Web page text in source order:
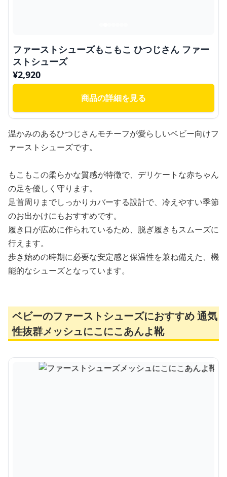
ファーストシューズもこもこ ひつじさん ファー
ストシューズ
¥2,920
商品の詳細を見る
温かみのあるひつじさんモチーフが愛らしいベビー向けフ
ァーストシューズです。
もこもこの柔らかな質感が特徴で、デリケートな赤ちゃん
の足を優しく守ります。
足首周りまでしっかりカバーする設計で、冷えやすい季節
のお出かけにもおすすめです。
履き口が広めに作られているため、脱ぎ履きもスムーズに
行えます。
歩き始めの時期に必要な安定感と保温性を兼ね備えた、機
能的なシューズとなっています。
ベビーのファーストシューズにおすすめ 通気
性抜群メッシュにこにこあんよ靴